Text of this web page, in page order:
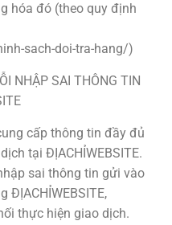
hóa đó (theo quy định
sach-doi-tra-hang/)
NHẬP SAI THÔNG TIN
cấp thông tin đầy đủ
tại ĐỊACHỈWEBSITE.
sai thông tin gửi vào
ĐỊACHỈWEBSITE,
thực hiện giao dịch.